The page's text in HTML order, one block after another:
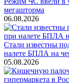
мегашторма
06.08.2026
Стали известны
налете БПЛА на
05.08.2026